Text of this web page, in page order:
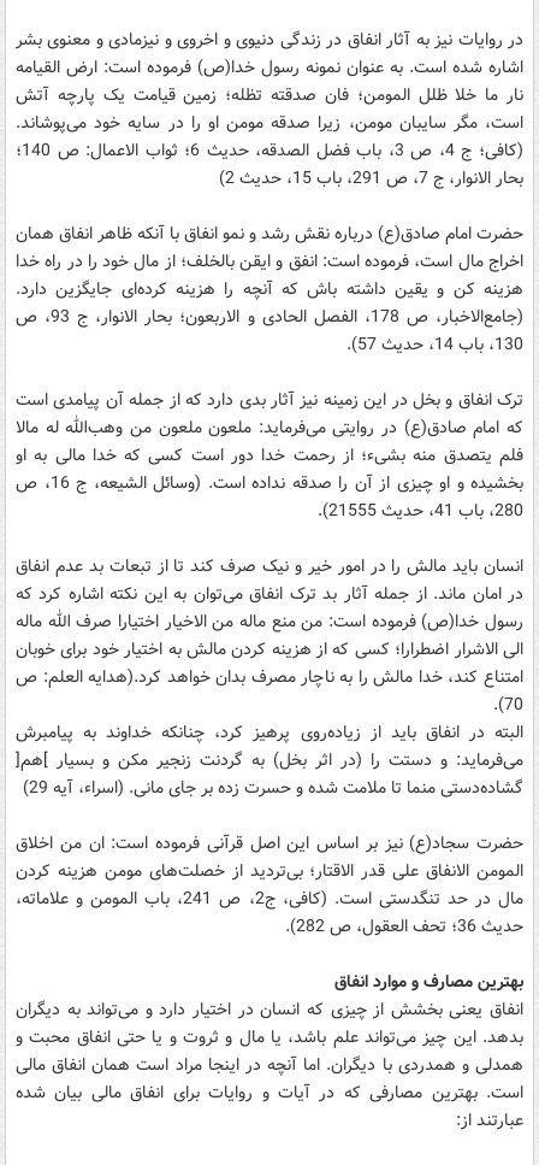
در روایات نیز به آثار انفاق در زندگی دنیوی و اخروی و نیزمادی و معنوی بشر
اشاره شده است. به عنوان نمونه رسول خدا(ص) فرموده است: ارض القیامه
نار ما خلا ظلل المومن؛ فان صدقته تظله؛ زمین قیامت یک پارچه آتش
است، مگر سایبان مومن، زیرا صدقه مومن او را در سایه خود می‌پوشاند.
(کافی؛ ج 4، ص 3، باب فضل الصدقه، حدیث 6؛ ثواب الاعمال: ص 140؛
بحار الانوار، ج 7، ص 291، باب 15، حدیث 2)
حضرت امام صادق(ع) درباره نقش رشد و نمو انفاق با آنکه ظاهر انفاق همان
اخراج مال است، فرموده است: انفق و ایقن بالخلف؛ از مال خود را در راه خدا
هزینه کن و یقین داشته باش که آنچه را هزینه کرده‌ای جایگزین دارد.
(جامع‌الاخبار، ص 178، الفصل الحادی و الاربعون؛ بحار الانوار، ج 93، ص
130، باب 14، حدیث 57).
ترک انفاق و بخل در این زمینه نیز آثار بدی دارد که از جمله آن پیامدی است
که امام صادق(ع) در روایتی می‌فرماید: ملعون ملعون من وهب‌الله له مالا
فلم یتصدق منه بشیء؛ از رحمت خدا دور است کسی که خدا مالی به او
بخشیده و او چیزی از آن را صدقه نداده است. (وسائل الشیعه، ج 16، ص
280، باب 41، حدیث 21555).
انسان باید مالش را در امور خیر و نیک صرف کند تا از تبعات بد عدم انفاق
در امان ماند. از جمله آثار بد ترک انفاق می‌توان به این نکته اشاره کرد که
رسول خدا(ص) فرموده است: من منع ماله من الاخیار اختیارا صرف الله ماله
الی الاشرار اضطرارا؛ کسی که از هزینه کردن مالش به اختیار خود برای خوبان
امتناع کند، خدا مالش را به ناچار مصرف بدان خواهد کرد.(هدایه العلم: ص
70).
البته در انفاق باید از زیاده‌روی پرهیز کرد، چنانکه خداوند به پیامبرش
می‌فرماید: و دستت را (در اثر بخل) به گردنت زنجیر مکن و بسیار ]هم[
گشاده‌دستی منما تا ملامت‌ شده و حسرت زده بر جای مانی. (اسراء، آیه 29)
حضرت سجاد(ع) نیز بر اساس این اصل قرآنی فرموده است: ان من اخلاق
المومن الانفاق علی قدر الاقتار؛ بی‌تردید از خصلت‌های مومن هزینه کردن
مال در حد تنگدستی است. (کافی، ج2، ص 241، باب المومن و علاماته،
حدیث 36؛ تحف العقول، ص 282).
بهترین مصارف و موارد انفاق
انفاق یعنی بخشش از چیزی که انسان در اختیار دارد و می‌تواند به دیگران
بدهد. این چیز می‌تواند علم باشد، یا مال و ثروت و یا حتی انفاق محبت و
همدلی و همدردی با دیگران. اما آنچه در اینجا مراد است همان انفاق مالی
است. بهترین مصارفی که در آیات و روایات برای انفاق مالی بیان شده
عبارتند از: